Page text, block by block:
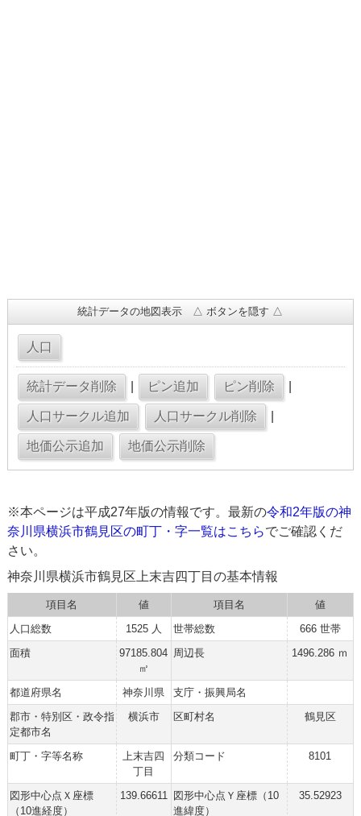
統計データの地図表示 △ ボタンを隠す △
※本ページは平成27年版の情報です。最新の令和2年版の神
奈川県横浜市鶴見区の町丁・字一覧はこちらでご確認くだ
さい。
神奈川県横浜市鶴見区上末吉四丁目の基本情報
項目名 値 項目名
値
人口総数
1525 人 世帯総数
666 世帯
面積
97185.804
㎡
周辺長 1496.286 ｍ
都道府県名 神奈川県
支庁・振興局名
郡市・特別区・政令指
定都市名
横浜市 区町村名 鶴見区
町丁・字等名称
上末吉四
丁目
分類コード 8101
図形中心点Ｘ座標
（10進経度）
139.66611
図形中心点Ｙ座標（10
進緯度）
35.52923